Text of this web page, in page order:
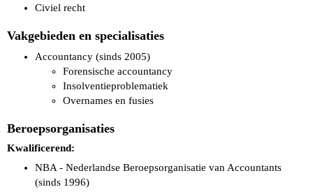
Civiel recht
Vakgebieden en specialisaties
Accountancy (sinds 2005)
Forensische accountancy
Insolventieproblematiek
Overnames en fusies
Beroepsorganisaties
Kwalificerend:
NBA - Nederlandse Beroepsorganisatie van Accountants
(sinds 1996)